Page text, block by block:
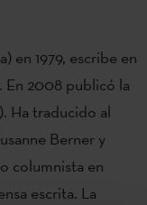
en 1979, escribe en
En 2008 publicó la
Ha traducido al
Berner y
columnista en
escrita. La